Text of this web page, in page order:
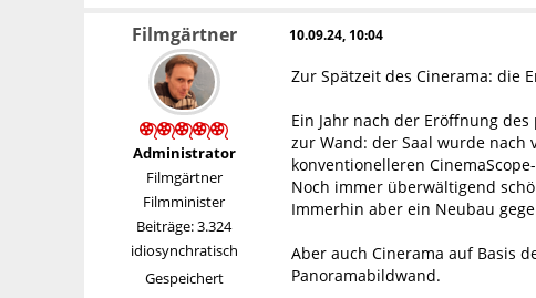
Filmgärtner
Administrator
Filmgärtner
Filmminister
Beiträge: 3.324
idiosynchratisch
Gespeichert
10.09.24, 10:04
Zur Spätzeit des Cinerama: die
Ein Jahr nach der Eröffnung
zur Wand: der Saal wurde
konventionelleren
Noch immer überwältigend
Immerhin aber ein Neubau
Aber auch Cinerama auf Basis
Panoramabildwand.